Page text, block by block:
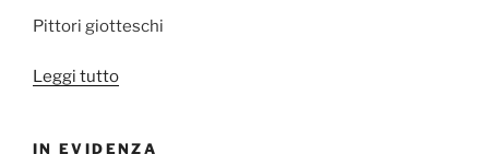
Pittori giotteschi
Leggi tutto“Pittori
IN EVIDENZA